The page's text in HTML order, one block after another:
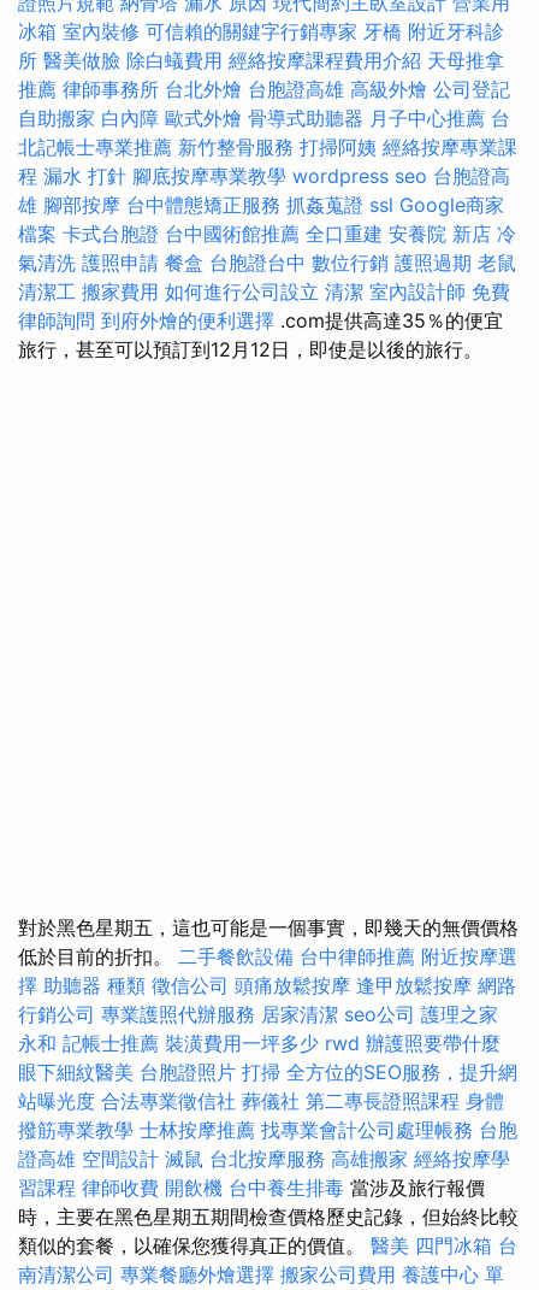
冰箱 室內裝修 可信賴的關鍵字行銷專家 牙橋 附近牙科診
所 醫美做臉 除白蟻費用 經絡按摩課程費用介紹 天母推拿
推薦 律師事務所 台北外燴 台胞證高雄 高級外燴 公司登記
自助搬家 白內障 歐式外燴 骨導式助聽器 月子中心推薦 台
北記帳士專業推薦 新竹整骨服務 打掃阿姨 經絡按摩專業課
程 漏水 打針 腳底按摩專業教學 wordpress seo 台胞證高
雄 腳部按摩 台中體態矯正服務 抓姦蒐證 ssl Google商家
檔案 卡式台胞證 台中國術館推薦 全口重建 安養院 新店 冷
氣清洗 護照申請 餐盒 台胞證台中 數位行銷 護照過期 老鼠
清潔工 搬家費用 如何進行公司設立 清潔 室內設計師 免費
律師詢問 到府外燴的便利選擇 .com提供高達35％的便宜
旅行，甚至可以預訂到12月12日，即使是以後的旅行。
對於黑色星期五，這也可能是一個事實，即幾天的無價價格
低於目前的折扣。 二手餐飲設備 台中律師推薦 附近按摩選
擇 助聽器 種類 徵信公司 頭痛放鬆按摩 逢甲放鬆按摩 網路
行銷公司 專業護照代辦服務 居家清潔 seo公司 護理之家
永和 記帳士推薦 裝潢費用一坪多少 rwd 辦護照要帶什麼
眼下細紋醫美 台胞證照片 打掃 全方位的SEO服務，提升網
站曝光度 合法專業徵信社 葬儀社 第二專長證照課程 身體
撥筋專業教學 士林按摩推薦 找專業會計公司處理帳務 台胞
證高雄 空間設計 滅鼠 台北按摩服務 高雄搬家 經絡按摩學
習課程 律師收費 開飲機 台中養生排毒 當涉及旅行報價
時，主要在黑色星期五期間檢查價格歷史記錄，但始終比較
類似的套餐，以確保您獲得真正的價值。 醫美 四門冰箱 台
南清潔公司 專業餐廳外燴選擇 搬家公司費用 養護中心 單